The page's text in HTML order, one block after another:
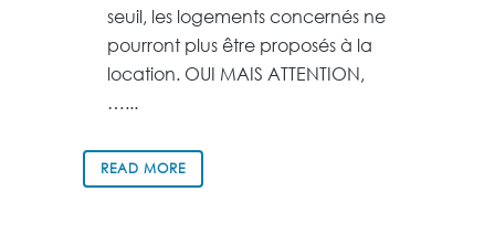
seuil, les logements concernés ne
pourront plus être proposés à la
location. OUI MAIS ATTENTION,
…...
READ MORE